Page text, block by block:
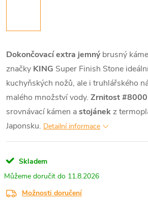
Dokončovací extra jemnýbrusný
značky KING Super Finish Stone
kuchyňských nožů, ale i truhlářského
malého množství vody. Zrnitost #8000
srovnávací kámen astojánekz
Japonsku. Detailní informace
Skladem
11.8.2026
Možnosti doručení